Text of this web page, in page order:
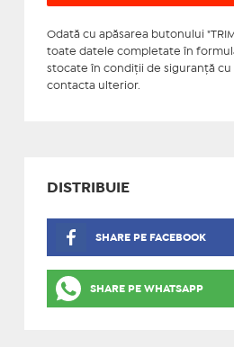
Odată cu apăsarea butonului
toate datele completate în
stocate în condiţii de siguranţă cu
contacta ulterior.
DISTRIBUIE
SHARE PE FACEBOOK
SHARE PE WHATSAPP